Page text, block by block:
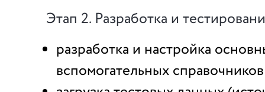
Этап 2. Разработка и
разработка и настройка
вспомогательных